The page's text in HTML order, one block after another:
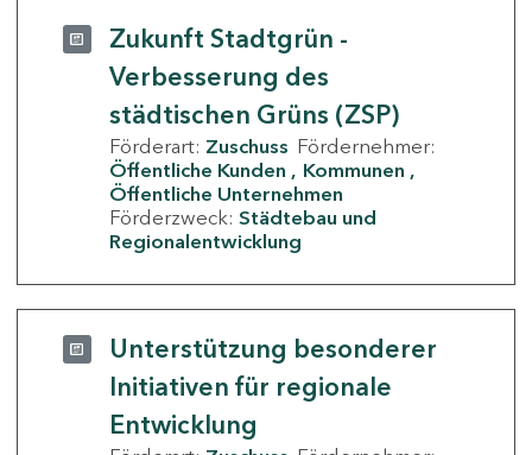
Zukunft Stadtgrün -
Verbesserung des
städtischen Grüns (ZSP)
Förderart: Zuschuss Fördernehmer:
Öffentliche Kunden
Kommunen
Öffentliche Unternehmen
Förderzweck: Städtebau und
Regionalentwicklung
Unterstützung besonderer
Initiativen für regionale
Entwicklung